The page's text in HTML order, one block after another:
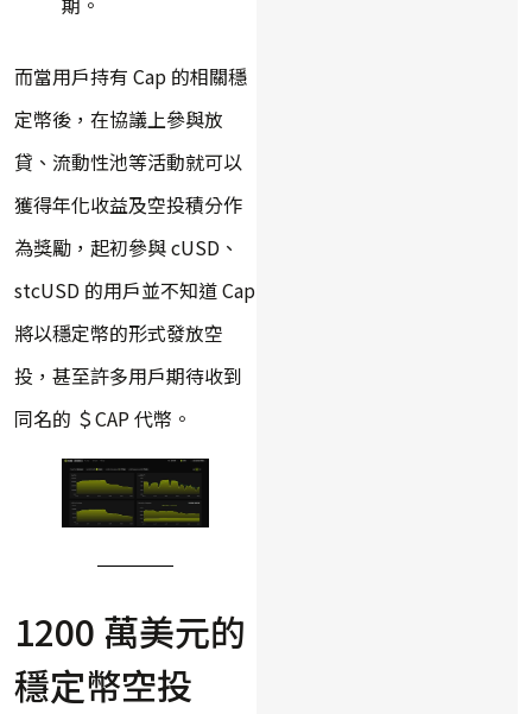
而當用戶持有 Cap 的相關穩
定幣後，在協議上參與放
貸、流動性池等活動就可以
獲得年化收益及空投積分作
為獎勵，起初參與 cUSD、
stcUSD 的用戶並不知道 Cap
將以穩定幣的形式發放空
投，甚至許多用戶期待收到
同名的 ＄CAP 代幣。
1200 萬美元的
穩定幣空投